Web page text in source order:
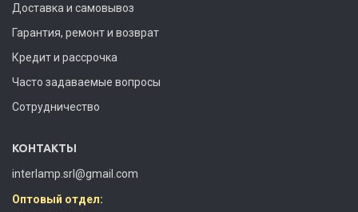
Доставка и самовывоз
Гарантия, ремонт и возврат
Кредит и рассрочка
Часто задаваемые вопросы
Сотрудничество
КОНТАКТЫ
interlamp.srl@gmail.com
Оптовый отдел: